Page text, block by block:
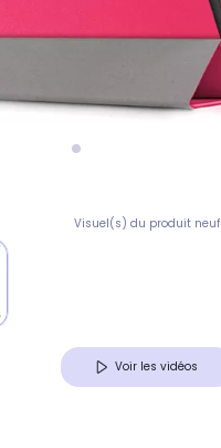
Visuel(s) du produit neuf
Voir les vidéos